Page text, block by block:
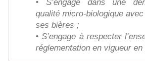
• S’engage dans une
qualité micro-biologique
ses bières ;
• S’engage à respecter
réglementation en vigueur en